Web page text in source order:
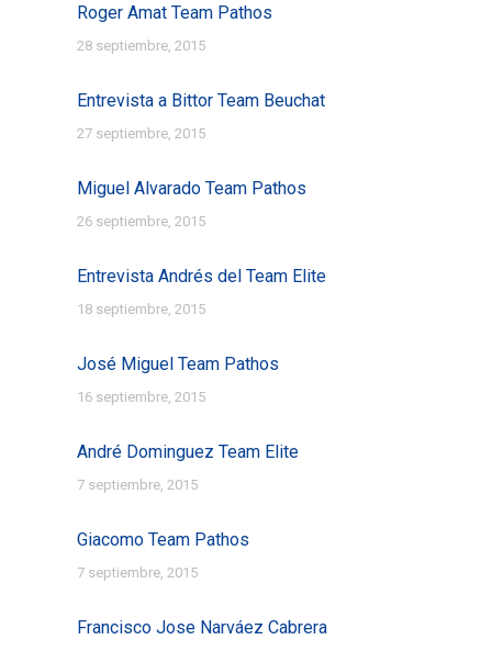
Roger Amat Team Pathos
28 septiembre, 2015
Entrevista a Bittor Team Beuchat
27 septiembre, 2015
Miguel Alvarado Team Pathos
26 septiembre, 2015
Entrevista Andrés del Team Elite
18 septiembre, 2015
José Miguel Team Pathos
16 septiembre, 2015
André Dominguez Team Elite
7 septiembre, 2015
Giacomo Team Pathos
7 septiembre, 2015
Francisco Jose Narváez Cabrera